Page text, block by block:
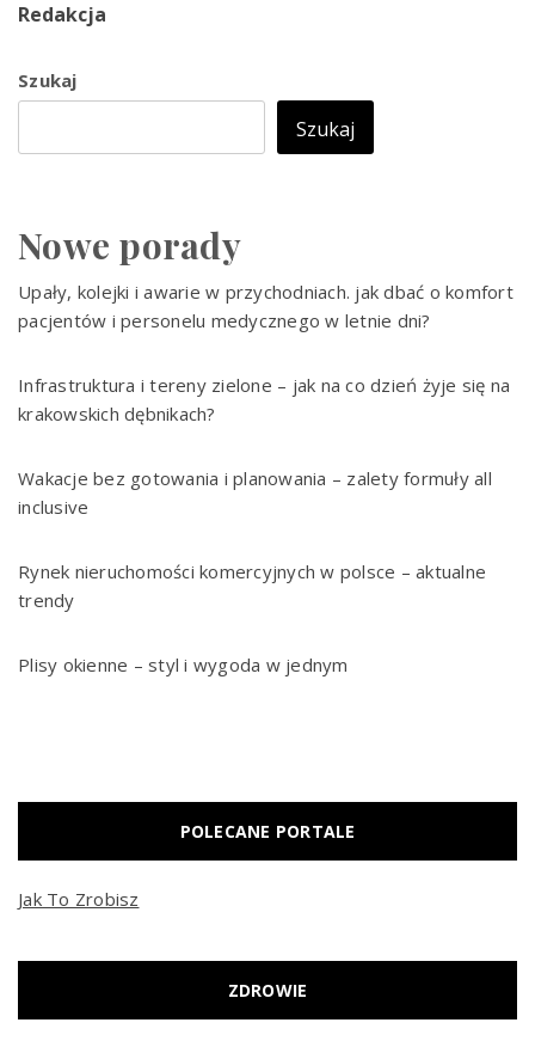
Redakcja
Szukaj
Szukaj
Nowe porady
Upały, kolejki i awarie w przychodniach. jak dbać o komfort
pacjentów i personelu medycznego w letnie dni?
Infrastruktura i tereny zielone – jak na co dzień żyje się na
krakowskich dębnikach?
Wakacje bez gotowania i planowania – zalety formuły all
inclusive
Rynek nieruchomości komercyjnych w polsce – aktualne
trendy
Plisy okienne – styl i wygoda w jednym
POLECANE PORTALE
Jak To Zrobisz
ZDROWIE